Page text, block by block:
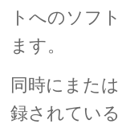
トへのソフ
ます。
同時にまた
録されてい